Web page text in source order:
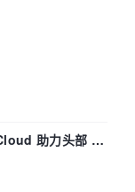
助力头部 AI